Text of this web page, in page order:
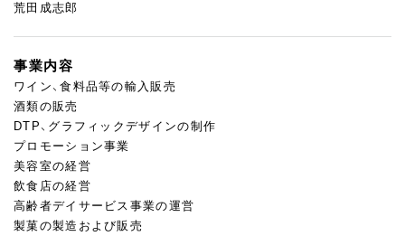
荒田成志郎
事業内容
ワイン、食料品等の輸入販売
酒類の販売
DTP、グラフィックデザインの制作
プロモーション事業
美容室の経営
飲食店の経営
高齢者デイサービス事業の運営
製菓の製造および販売